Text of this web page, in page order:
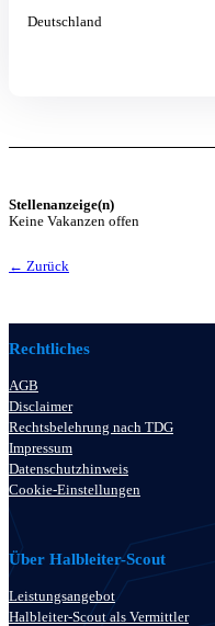
Deutschland
Stellenanzeige(n)
Keine Vakanzen offen
← Zurück
Rechtliches
AGB
Disclaimer
Rechtsbelehrung nach TDG
Impressum
Datenschutzhinweis
Cookie-Einstellungen
Über Halbleiter-Scout
Leistungsangebot
Halbleiter-Scout als Vermittler